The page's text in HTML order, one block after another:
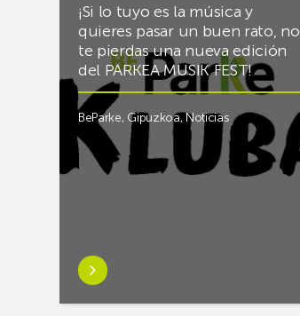
¡Si lo tuyo es la música y
quieres pasar un buen rato, no
te pierdas una nueva edición
del PARKEA MUSIK FEST!
BeParke, Gipuzkoa,Noticias
Saber
más
sobre¡Si